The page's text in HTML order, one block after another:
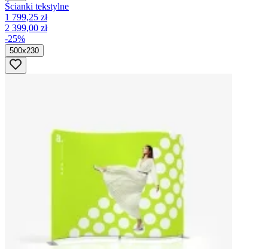
Ścianki tekstylne
1 799,25 zł
2 399,00 zł
-25%
500x230